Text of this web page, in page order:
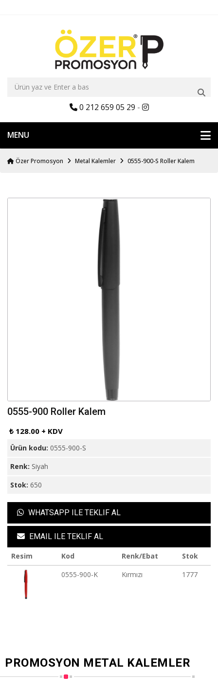
0 212 659 05 29 -
MENU
Özer Promosyon Metal Kalemler 0555-900-S Roller Kalem
0555-900 Roller Kalem
₺ 128.00 + KDV
Ürün kodu: 0555-900-S
Renk: Siyah
Stok: 650
WHATSAPP ILE TEKLIF AL
EMAIL ILE TEKLIF AL
Resim Kod Renk/Ebat
Stok
0555-900-K
Kırmızı 1777
PROMOSYON METAL KALEMLER